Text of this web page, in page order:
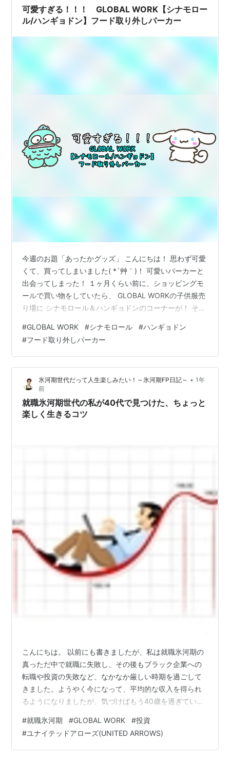
安い…
可愛すぎる！！！ GLOBAL WORK【シナモロー
ル/ハンギョドン】フード取り外しパーカー
今週のお題「あったかグッズ」 こんにちは！ 思わず可愛
くて、買ってしまいました( *´艸｀)！ 可愛いパーカーと
出会ってしまった！ １ヶ月くらい前に、ショッピングモ
ールで買い物をしていたら、 GLOBAL WORKの子供服売
り場に シナモロール＆ハンギョドンのコーナーが！ その
ナモロール/ハンギョドン】フード取り外しパーカー
www.dot-st.com シナモロール推しの次女イヌが かわい
い～♡買ってほしい！ ちょうど、アウターを買い替えた
いと思っていたところだったのと、 長女ザルもハンギョ
ドンが気に入ったようで、 シナモロールとハンギョド…
#GLOBAL WORK #シナモロール #ハンギョドン
#フード取り外しパーカー
氷河期世代だって人生楽しみたい！～氷河期FP日記～ • 1年
前
就職氷河期世代の私が40代で見つけた、ちょっと
楽しく生きるコツ
こんにちは。 以前にも書きましたが、私は就職氷河期の
真っただ中で就職に失敗し、その後もブラック企業への
転職や投資の失敗など、なかなか厳しい時期を過ごして
きました。ようやく今になって、平均的な収入を得られ
るようになりましたが、気づけばもう40歳を過ぎていま
すので、もし興味があればご覧ください。👉 ブラック脱
出への道 お金をかけずに楽しく生きる工夫 そんな中で
も、私は「なるべくお金を使わずに楽しく生きるコツ」
#就職氷河期 #GLOBAL WORK #投資
#ユナイテッドアローズ(UNITED ARROWS)